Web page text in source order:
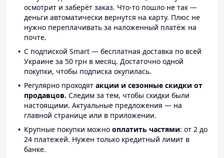
осмотрит и заберёт заказ. Что-то пошло не так —
деньги автоматически вернутся на карту. Плюс не
нужно переплачивать за наложенный платёж на
почте.
С подпиской Smart — бесплатная доставка по всей
Украине за 50 грн в месяц. Достаточно одной
покупки, чтобы подписка окупилась.
Регулярно проходят акции и сезонные скидки от
продавцов. Следим за тем, чтобы скидки были
настоящими. Актуальные предложения — на
главной странице или в приложении.
Крупные покупки можно оплатить частями: от 2 до
24 платежей. Нужен только кредитный лимит в
банке.